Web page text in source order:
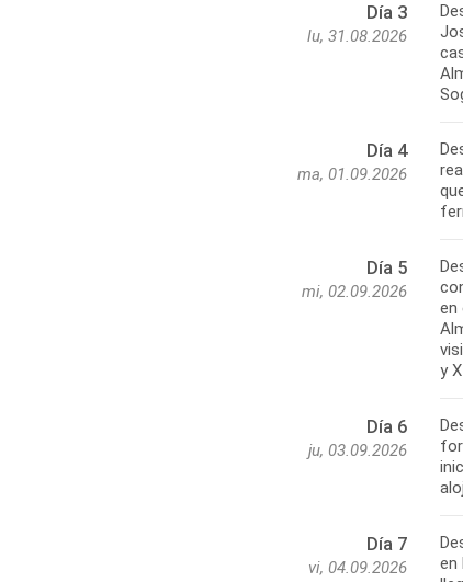
Día 3
lu, 31.08.2026
Día 4
ma, 01.09.2026
Día 5
mi, 02.09.2026
en
y
Día 6
ju, 03.09.2026
Día 7
vi, 04.09.2026
en